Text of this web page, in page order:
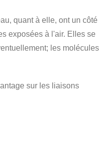
quant à elle, ont un côté
exposées à l'air. Elles se
les molécules
sur les liaisons